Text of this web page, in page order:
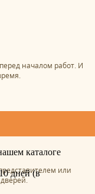
началом работ. И
или
каталоге
дней (в